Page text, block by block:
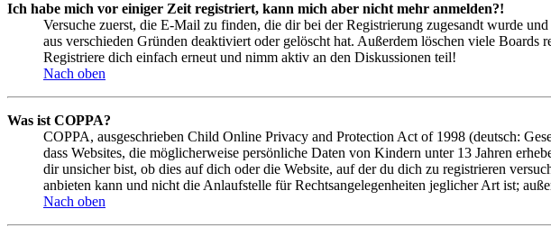
Ich habe mich vor einiger Zeit registriert, kann mich aber nicht mehr anmelden?!
Versuche zuerst, die E-Mail zu finden, die dir bei der Registrierung zugesandt wurde
aus verschieden Gründen deaktiviert oder gelöscht hat. Außerdem löschen viele
Registriere dich einfach erneut und nimm aktiv an den Diskussionen teil!
Nach oben
Was ist COPPA?
COPPA, ausgeschrieben Child Online Privacy and Protection Act of 1998 (deutsch:
dass Websites, die möglicherweise persönliche Daten von Kindern unter 13 Jahren
dir unsicher bist, ob dies auf dich oder die Website, auf der du dich zu registrieren
anbieten kann und nicht die Anlaufstelle für Rechtsangelegenheiten jeglicher Art ist;
Nach oben